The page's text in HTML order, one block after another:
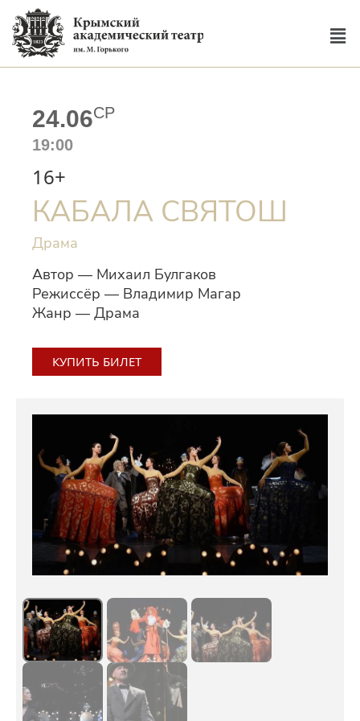
24.06СР
19:00
16+
КУПИТЬ БИЛЕТ
Автор — Михаил Булгаков
Режиссёр — Владимир Магар
Жанр — Драма
КАБАЛА СВЯТОШ
Драма